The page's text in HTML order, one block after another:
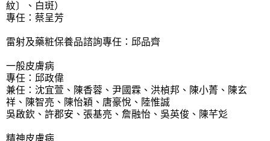
紋〕、白斑）
專任：蔡呈芳
雷射及藥粧保養品諮詢專任：邱品齊
一般皮膚病
專任：邱政偉
兼任：沈宜萱、陳香蓉、尹國霖、洪楨邦、陳小菁、陳玄
祥、陳智亮、陳怡穎、唐豪悅、陸惟誠
吳啟欽、許郡安、張基亮、詹融怡、吳英俊、陳芊彣
精神皮膚病